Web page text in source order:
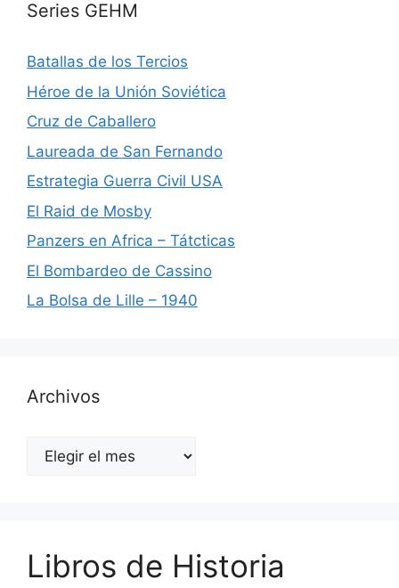
Series GEHM
Batallas de los Tercios
Héroe de la Unión Soviética
Cruz de Caballero
Laureada de San Fernando
Estrategia Guerra Civil USA
El Raid de Mosby
Panzers en Africa – Tátcticas
El Bombardeo de Cassino
La Bolsa de Lille – 1940
Archivos
Archivos
Libros de Historia